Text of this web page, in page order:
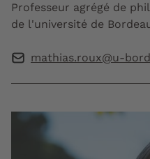
Professeur agrégé de
de l'université de
mathias.roux@u-